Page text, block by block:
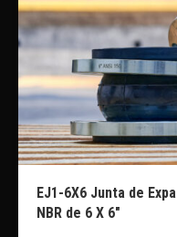
EJ1-6X6 Junta de
NBR de 6 X 6″